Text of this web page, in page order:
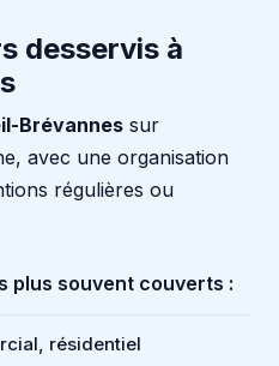
desservis à
Brévannes sur
avec une organisation
régulières ou
plus souvent couverts :
résidentiel